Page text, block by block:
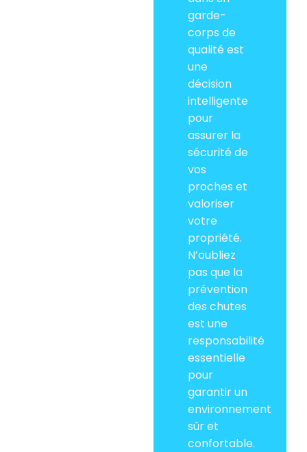
garde-
corps de
qualité est
une
décision
intelligente
pour
assurer la
sécurité de
vos
proches et
valoriser
votre
propriété.
N’oubliez
pas que la
prévention
des chutes
est une
responsabilité
essentielle
pour
garantir un
environnement
sûr et
confortable.